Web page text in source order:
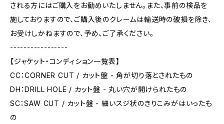
される方にはご購入をお勧めいたしません。また、事前の検品を
施しておりますので、ご購入後のクレームは輸送時の破損を除き、
お受けしかねますので、予め、ご了承ください。
-----------------
【ジャケット・コンディション一覧表】
CC：CORNER CUT / カット盤 - 角が切り落とされたもの
DH：DRILL HOLE / カット盤 - 丸い穴が開けられたもの
SC：SAW CUT / カット盤 - 細いスジ状のきりこみがはいったも
の